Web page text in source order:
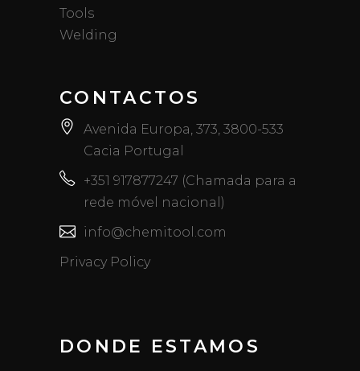
Tools
Welding
CONTACTOS
Avenida Europa, 373, 3800-533
Cacia Portugal
+351 917877247 (Chamada para a
rede móvel nacional)
info@chemitool.com
Privacy Policy
DONDE ESTAMOS